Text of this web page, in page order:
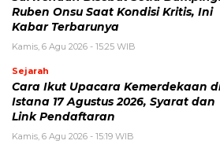
Kamis, 6 Agu 2026 - 15:19 WIB
Harga Emas Antam Hari Ini, Cek
Pergerakan Harga Logam Mulia
Terbaru
Kamis, 6 Agu 2026 - 15:09 WIB
Upacara HUT RI 81 di Istana